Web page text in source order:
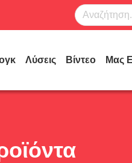
Λύσεις Βίντεο